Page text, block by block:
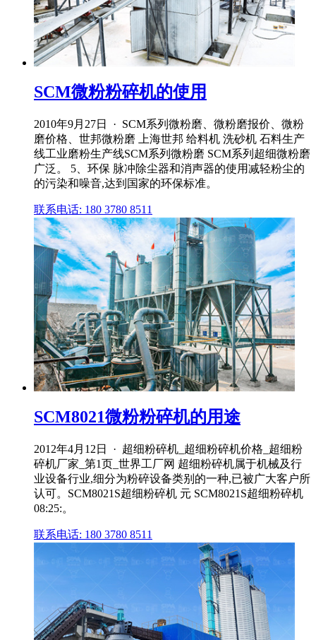
SCM微粉粉碎机的使用
2010年9月27日 · SCM系列微粉磨、微粉磨报价、微粉
磨价格、世邦微粉磨 上海世邦 给料机 洗砂机 石料生产
线工业磨粉生产线SCM系列微粉磨 SCM系列超细微粉磨
广泛。 5、环保 脉冲除尘器和消声器的使用减轻粉尘的
的污染和噪音,达到国家的环保标准。
联系电话: 180 3780 8511
SCM8021微粉粉碎机的用途
2012年4月12日 · 超细粉碎机_超细粉碎机价格_超细粉
碎机厂家_第1页_世界工厂网 超细粉碎机属于机械及行
业设备行业,细分为粉碎设备类别的一种,已被广大客户所
认可。SCM8021S超细粉碎机 元 SCM8021S超细粉碎机
08:25:。
联系电话: 180 3780 8511